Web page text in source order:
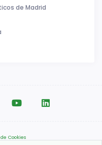
de Madrid
Cookies